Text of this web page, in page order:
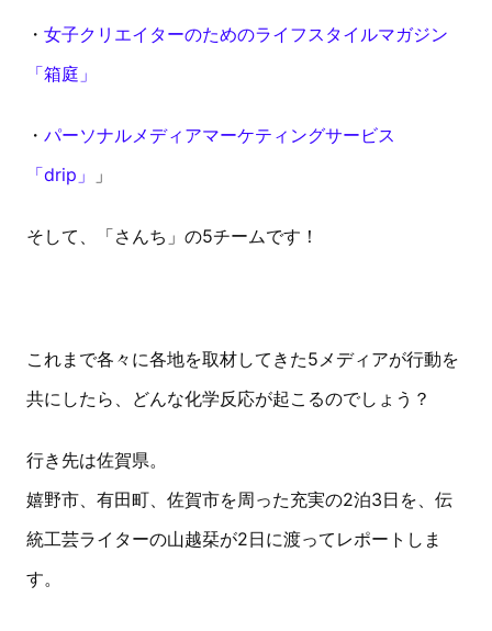
・ 女子クリエイターのためのライフスタイルマガジン
「箱庭」
・ パーソナルメディアマーケティングサービス
「drip」
」
そして、「さんち」の5チームです！
これまで各々に各地を取材してきた5メディアが行動を
共にしたら、どんな化学反応が起こるのでしょう？
行き先は佐賀県。
嬉野市、有田町、佐賀市を周った充実の2泊3日を、伝
統工芸ライターの山越栞が2日に渡ってレポートしま
す。